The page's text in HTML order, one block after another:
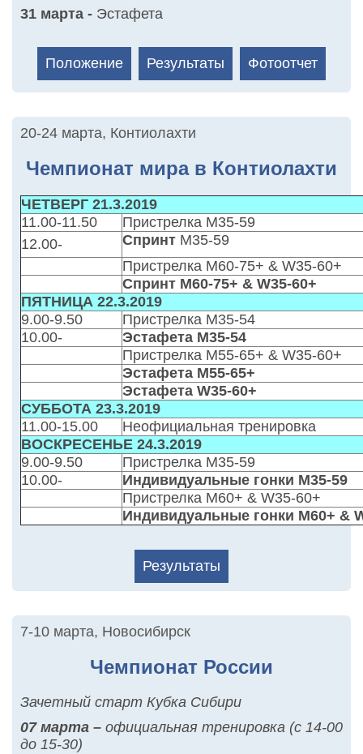
31 марта - Эстафета
Положение Результаты Фотоотчет
20-24 марта, Контиолахти
Чемпионат мира в Контиолахти
ЧЕТВЕРГ 21.3.2019
11.00-11.50
Пристрелка M35-59
12.00-
Спринт M35-59
Пристрелка M60-75+ & W35-60+
Спринт M60-75+ & W35-60+
ПЯТНИЦА 22.3.2019
9.00-9.50
Пристрелка M35-54
10.00-
Эстафета M35-54
Пристрелка M55-65+ & W35-60+
Эстафета M55-65+
Эстафета W35-60+
СУББОТА 23.3.2019
11.00-15.00
Неофициальная тренировка
ВОСКРЕСЕНЬЕ 24.3.2019
9.00-9.50
Пристрелка M35-59
10.00-
Индивидуальные гонки M35-59
Пристрелка M60+ & W35-60+
Индивидуальные гонки M60+ &
Результаты
7-10 марта, Новосибирск
Чемпионат России
Зачетный старт Кубка Сибири
07 марта – официальная тренировка (с 14-00
до 15-30)